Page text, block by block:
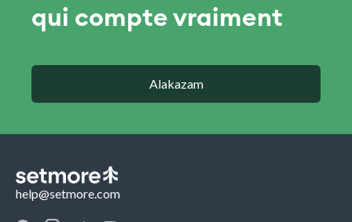
qui compte vraiment
Alakazam
help@setmore.com